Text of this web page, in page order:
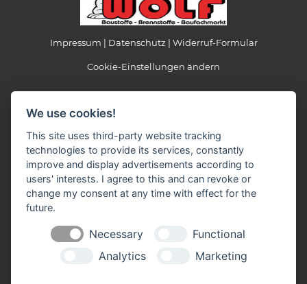
Impressum Datenschutz Widerruf-Formular
Cookie-Einstellungen ändern
Baustoffe - Brennstoffe - Baufachmarkt
56414 Meudt
Tel: 0 64 35 / 9 69 70 - 0
Fax: 0 64 35 / 9 69 70 - 10
Mail:
info(at)wolf-baustoffe.de
07.00 - 17.00 Uhr
Samstag
We use cookies!
This site uses third-party website tracking
technologies to provide its services, constantly
improve and display advertisements according to
users' interests. I agree to this and can revoke or
change my consent at any time with effect for the
future.
Necessary
Functional
Analytics
Marketing